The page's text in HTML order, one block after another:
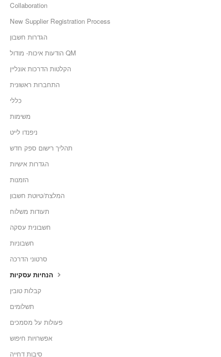
Collaboration
New Supplier Registration Process
הגדרות חשבון
הודעות איכות- מודול QM
הקלטות הדרכות אונליין
התחברות ראשונית
כללי
משימות
ניפנדו לייט
תהליך רישום ספק חדש
הגדרות אישיות
הזמנות
המלצת/טיוטת חשבון
תעודות משלוח
חשבונית עסקה
חשבוניות
סרטוני הדרכה
קבלות טובין
תשלומים
פעולות על מסמכים
אפשרויות חיפוש
סיבות דחייה